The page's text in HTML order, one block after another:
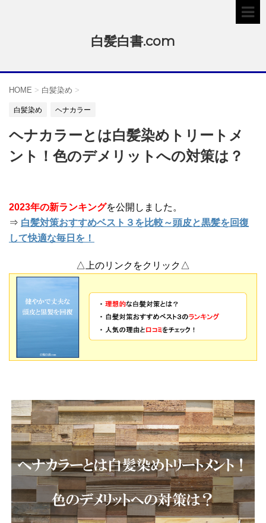
白髪白書.com
HOME > 白髪染め >
白髪染め ヘナカラー
ヘナカラーとは白髪染めトリートメ
ント！色のデメリットへの対策は？
2023年の新ランキングを公開しました。
⇒ 白髪対策おすすめベスト３を比較～頭皮と黒髪を回復
して快適な毎日を！
△上のリンクをクリック△